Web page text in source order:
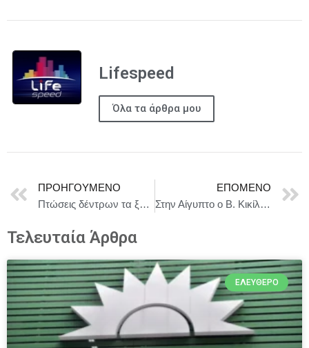
Lifespeed
Όλα τα άρθρα μου
ΠΡΟΗΓΟΎΜΕΝΟ
Πτώσεις δέντρων τα ξημερώματα, ζημιές σε σταθμευμένα αυτοκίνητα
ΕΠΌΜΕΝΟ
Στην Αίγυπτο ο Β. Κικίλιας
Τελευταία Άρθρα
ΕΛΕΎΘΕΡΟ